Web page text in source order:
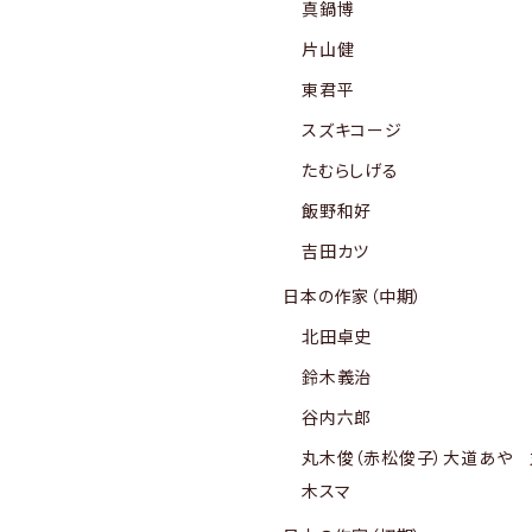
真鍋博
片山健
東君平
スズキコージ
たむらしげる
飯野和好
吉田カツ
日本の作家（中期）
北田卓史
鈴木義治
谷内六郎
丸木俊（赤松俊子）大道あや
木スマ